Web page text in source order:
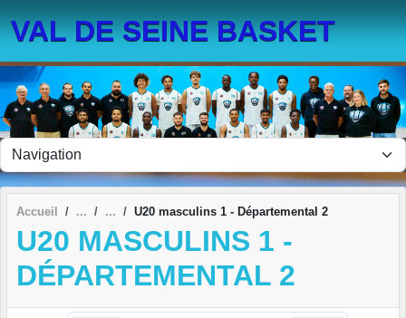
VAL DE SEINE BASKET
Accueil U20 masculins 1 - Départemental 2
U20 MASCULINS 1 -
DÉPARTEMENTAL 2